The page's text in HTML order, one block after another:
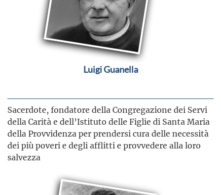
Luigi Guanella
Sacerdote, fondatore della Congregazione dei Servi
della Carità e dell’Istituto delle Figlie di Santa Maria
della Provvidenza per prendersi cura delle necessità
dei più poveri e degli afflitti e provvedere alla loro
salvezza